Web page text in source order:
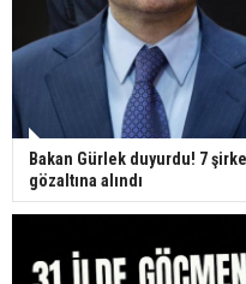
Bakan Gürlek duyurdu! 7
gözaltına alındı